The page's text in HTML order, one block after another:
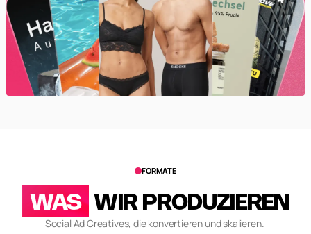
FORMATE
WAS WIR PRODUZIEREN
Social Ad Creatives, die konvertieren und skalieren.